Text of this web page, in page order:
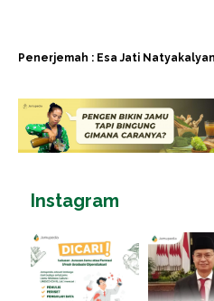
Penerjemah : Esa Jati
Instagram